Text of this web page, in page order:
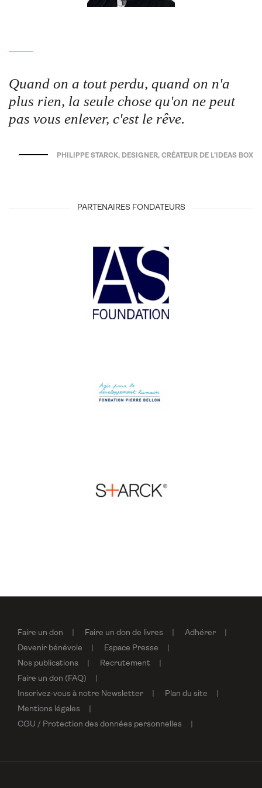
Quand on a tout perdu, quand on n'a
plus rien, la seule chose qu'on ne peut
pas vous enlever, c'est le rêve.
PHILIPPE STARCK, DESIGNER, CRÉATEUR DE L'IDEAS BOX
PARTENAIRES FONDATEURS
Faire un don Faire un don de livres
Adhérer
Devenir bénévole
Espace Presse
Nos publications
Recrutement
Faire un don (FAQ)
Inscrivez-vous à notre Newsletter
Plan du site
Mentions légales
CGU / Protection des données personnelles